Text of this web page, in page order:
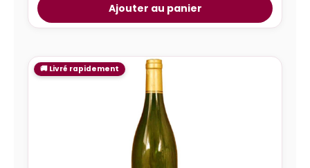
Ajouter au panier